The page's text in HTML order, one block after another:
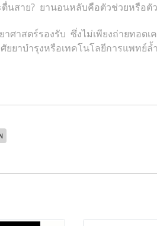
นสาย? ยานอนหลับคือตัวช่วยหรือ
าสตร์รองรับ ซึ่งไม่เพียงถ่ายทอ
ยาบำรุงหรือเทคโนโลยีการแพทย์